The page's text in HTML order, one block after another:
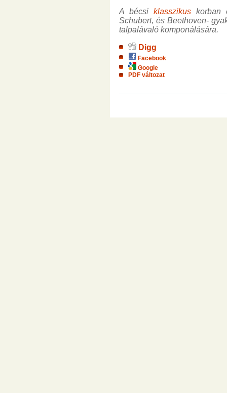
A bécsi klasszikuskorban
Schubert, és Beethoven-
talpalávaló komponálására.
Digg
Facebook
Google
PDF változat